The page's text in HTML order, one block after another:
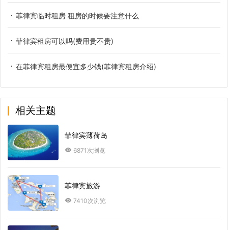
菲律宾临时租房 租房的时候要注意什么
菲律宾租房可以吗(费用贵不贵)
在菲律宾租房最便宜多少钱(菲律宾租房介绍)
相关主题
菲律宾薄荷岛
6871次浏览
菲律宾旅游
7410次浏览